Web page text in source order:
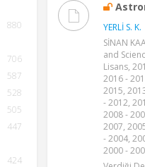
880
706
587
528
505
447
424
YERLİ S. K.
SİNAN
and
Lisans,
2016 -
2015,
- 2012,
2008 -
2007,
- 2004,
2000 -